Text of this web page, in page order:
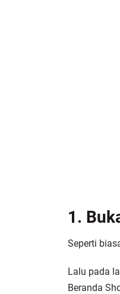
1.
Seperti
Lalu pada
Beranda